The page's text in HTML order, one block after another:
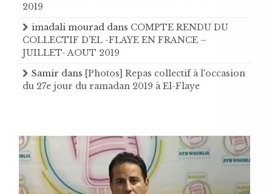
2019
imadali mourad dans COMPTE RENDU DU
COLLECTIF D'EL -FLAYE EN FRANCE –
JUILLET- AOUT 2019
Samir dans [Photos] Repas collectif à l'occasion
du 27e jour du ramadan 2019 à El-Flaye